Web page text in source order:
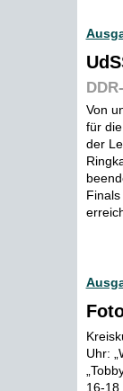
Von
für
der
Uhr:
16-18